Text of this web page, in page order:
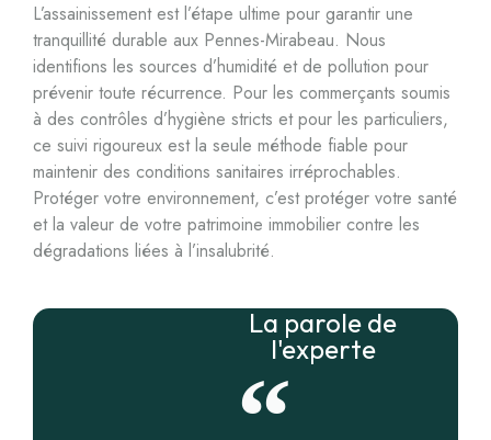
L’assainissement est l’étape ultime pour garantir une
tranquillité durable aux Pennes-Mirabeau. Nous
identifions les sources d’humidité et de pollution pour
prévenir toute récurrence. Pour les commerçants soumis
à des contrôles d’hygiène stricts et pour les particuliers,
ce suivi rigoureux est la seule méthode fiable pour
maintenir des conditions sanitaires irréprochables.
Protéger votre environnement, c’est protéger votre santé
et la valeur de votre patrimoine immobilier contre les
dégradations liées à l’insalubrité.
La parole de
l'experte